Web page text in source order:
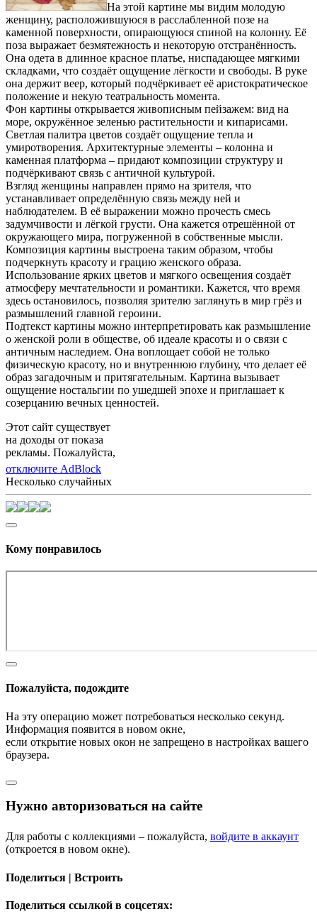
На этой картине мы видим молодую
женщину, расположившуюся в расслабленной позе на
каменной поверхности, опирающуюся спиной на колонну. Её
поза выражает безмятежность и некоторую отстранённость.
Она одета в длинное красное платье, ниспадающее мягкими
складками, что создаёт ощущение лёгкости и свободы. В руке
она держит веер, который подчёркивает её аристократическое
положение и некую театральность момента.
Фон картины открывается живописным пейзажем: вид на
море, окружённое зеленью растительности и кипарисами.
Светлая палитра цветов создаёт ощущение тепла и
умиротворения. Архитектурные элементы – колонна и
каменная платформа – придают композиции структуру и
подчёркивают связь с античной культурой.
Взгляд женщины направлен прямо на зрителя, что
устанавливает определённую связь между ней и
наблюдателем. В её выражении можно прочесть смесь
задумчивости и лёгкой грусти. Она кажется отрешённой от
окружающего мира, погруженной в собственные мысли.
Композиция картины выстроена таким образом, чтобы
подчеркнуть красоту и грацию женского образа.
Использование ярких цветов и мягкого освещения создаёт
атмосферу мечтательности и романтики. Кажется, что время
здесь остановилось, позволяя зрителю заглянуть в мир грёз и
размышлений главной героини.
Подтекст картины можно интерпретировать как размышление
о женской роли в обществе, об идеале красоты и о связи с
античным наследием. Она воплощает собой не только
физическую красоту, но и внутреннюю глубину, что делает её
образ загадочным и притягательным. Картина вызывает
ощущение ностальгии по ушедшей эпохе и приглашает к
созерцанию вечных ценностей.
Этот сайт существует
на доходы от показа
рекламы. Пожалуйста,
отключите AdBlock
Несколько случайных
Кому понравилось
Пожалуйста, подождите
На эту операцию может потребоваться несколько секунд.
Информация появится в новом окне,
если открытие новых окон не запрещено в настройках вашего
браузера.
Нужно авторизоваться на сайте
Для работы с коллекциями – пожалуйста, войдите в аккаунт
(откроется в новом окне).
Поделиться | Встроить
Поделиться ссылкой в соцсетях: